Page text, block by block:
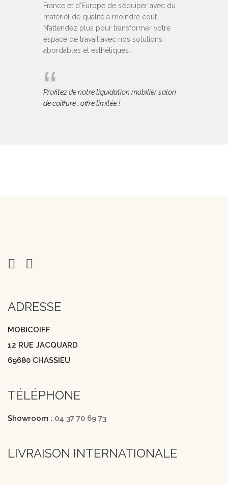
France et d’Europe de s’équiper avec du
matériel de qualité à moindre coût.
N’attendez plus pour transformer votre
espace de travail avec nos solutions
abordables et esthétiques.
Profitez de notre liquidation mobilier salon
de coiffure : offre limitée !
ADRESSE
MOBICOIFF
12 RUE JACQUARD
69680 CHASSIEU
TÉLÉPHONE
Showroom : 04 37 70 69 73
LIVRAISON INTERNATIONALE